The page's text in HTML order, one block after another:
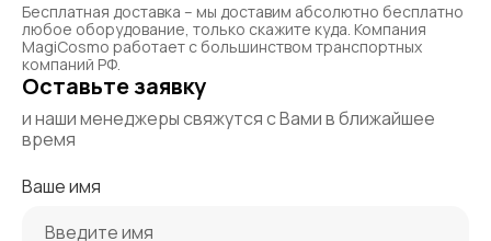
Бесплатная доставка – мы доставим абсолютно бесплатно
любое оборудование, только скажите куда. Компания
MagiCosmo работает с большинством транспортных
компаний РФ.
Оставьте заявку
и наши менеджеры свяжутся с Вами в ближайшее
время
Ваше имя